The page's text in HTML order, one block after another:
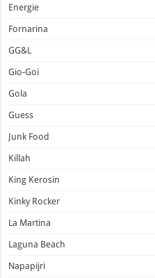
Energie
Fornarina
GG&L
Gio-Goi
Gola
Guess
Junk Food
Killah
King Kerosin
Kinky Rocker
La Martina
Laguna Beach
Napapijri